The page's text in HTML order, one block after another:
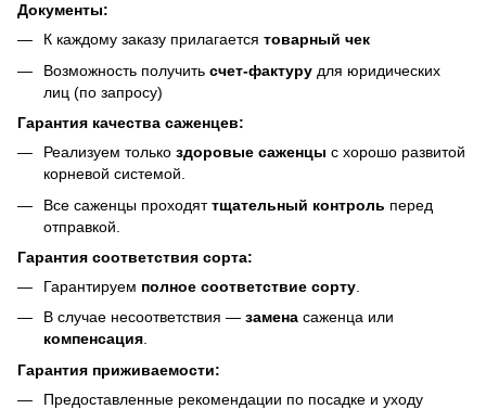
Документы:
К каждому заказу прилагается товарный чек
Возможность получить счет-фактуру для юридических
лиц (по запросу)
Гарантия качества саженцев:
Реализуем только здоровые саженцы с хорошо развитой
корневой системой.
Все саженцы проходяттщательный контроль перед
отправкой.
Гарантия соответствия сорта:
Гарантируем полное соответствие сорту
В случае несоответствия — замена саженца или
компенсация.
Гарантия приживаемости:
Предоставленные рекомендации по посадке и уходу